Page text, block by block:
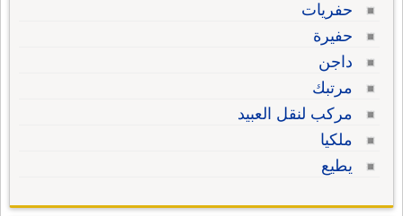
حفريات
حفيرة
داجن
مرتبك
مركب لنقل العبيد
ملكيا
يطيع